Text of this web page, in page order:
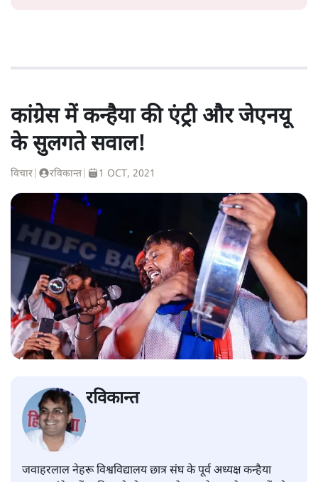
कांग्रेस में कन्हैया की एंट्री और जेएनयू
के सुलगते सवाल!
विचार रविकान्त 1 OCT, 2021
रविकान्त
जवाहरलाल नेहरू विश्वविद्यालय छात्र संघ के पूर्व अध्यक्ष कन्हैया